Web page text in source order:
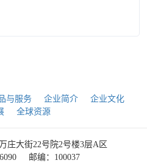
与服务 企业简介
企业文化
全球资源
庄大街22号院2号楼3层A区
邮编：100037